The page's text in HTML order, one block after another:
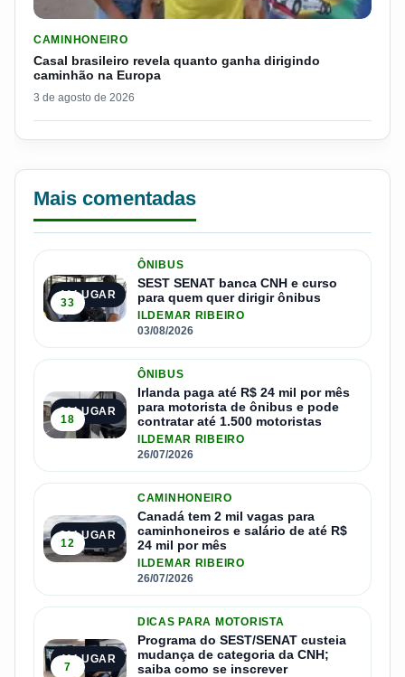
CAMINHONEIRO
Casal brasileiro revela quanto ganha dirigindo
caminhão na Europa
3 de agosto de 2026
Mais comentadas
1º LUGAR
33
ÔNIBUS
SEST SENAT banca CNH e curso
para quem quer dirigir ônibus
ILDEMAR RIBEIRO
03/08/2026
2º LUGAR
18
ÔNIBUS
Irlanda paga até R$ 24 mil por mês
para motorista de ônibus e pode
contratar até 1.500 motoristas
ILDEMAR RIBEIRO
26/07/2026
3º LUGAR
12
CAMINHONEIRO
Canadá tem 2 mil vagas para
caminhoneiros e salário de até R$
24 mil por mês
ILDEMAR RIBEIRO
26/07/2026
4º LUGAR
7
DICAS PARA MOTORISTA
Programa do SEST/SENAT custeia
mudança de categoria da CNH;
saiba como se inscrever